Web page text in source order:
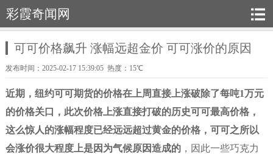
彩霞奇闻网
可可价格飙升 涨幅远超金价 可可涨价的原因
发布时间：2025-02-17 15:39:05 热度：15℃
近期，纽约可可期货的价格在上周直接上涨破除了每吨1万元
的价格关口，此次价格上涨直接打破的历史可可最高价格，
这么惊人的涨幅程度已经远远超过黄金的价格，可可之所以
会涨价很大程度上是因为气候原因造成的，因此一些巧克力